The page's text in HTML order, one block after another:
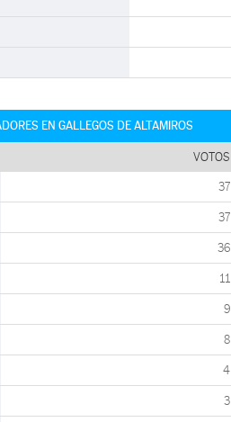
EN GALLEGOS DE ALTAMIROS
VOTOS
37
37
36
11
9
8
4
3